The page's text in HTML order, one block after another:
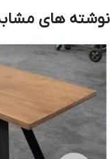
نوشته های